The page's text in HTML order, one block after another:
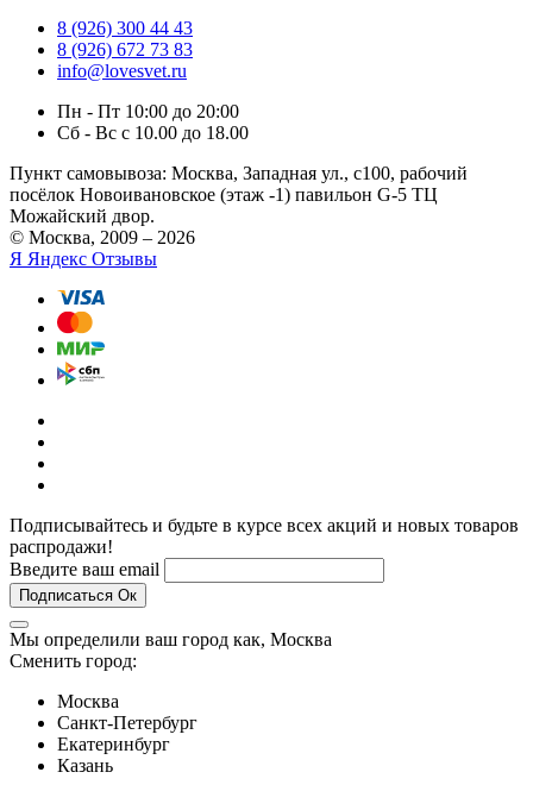
8 (926) 300 44 43
8 (926) 672 73 83
info@lovesvet.ru
Пн - Пт 10:00 до 20:00
Сб - Вс с 10.00 до 18.00
Пункт самовывоза: Москва, Западная ул., с100, рабочий
посёлок Новоивановское (этаж -1) павильон G-5 ТЦ
Можайский двор.
© Москва, 2009 – 2026
Я Яндекс Отзывы
Подписывайтесь и будьте в курсе всех акций и новых товаров
распродажи!
Введите ваш email
Подписаться Ок
Мы определили ваш город как, Москва
Сменить город:
Москва
Санкт-Петербург
Екатеринбург
Казань